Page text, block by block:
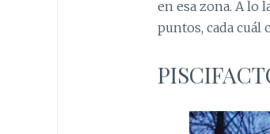
en esa zona. A lo
puntos, cada cuál